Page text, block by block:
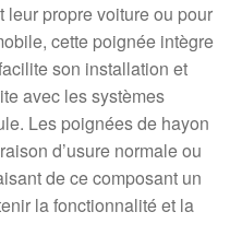
propre voiture ou pour
cette poignée intègre
son installation et
avec les systèmes
Les poignées de hayon
d’usure normale ou
de ce composant un
la fonctionnalité et la